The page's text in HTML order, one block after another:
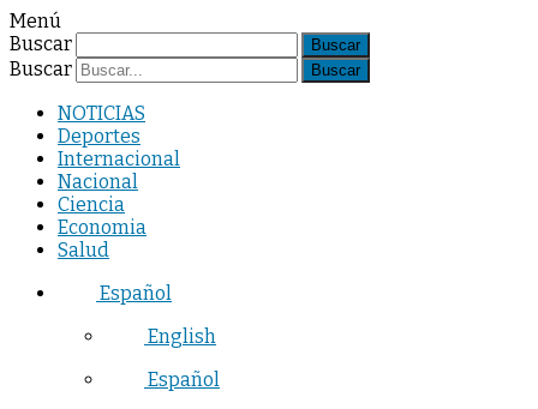
Menú
Buscar
Buscar
NOTICIAS
Deportes
Internacional
Nacional
Ciencia
Economia
Salud
Español
English
Español